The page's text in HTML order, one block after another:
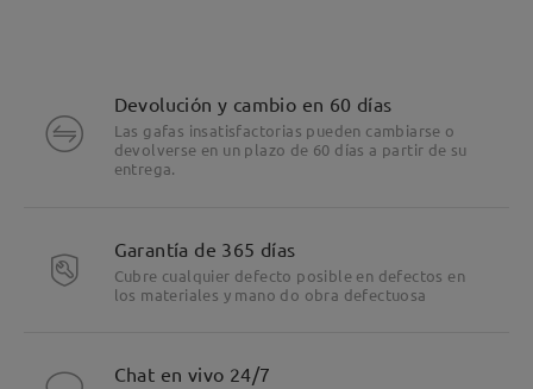
Devolución y cambio en 60 días
Las gafas insatisfactorias pueden cambiarse o
devolverse en un plazo de 60 días a partir de su
entrega.
Garantía de 365 días
Cubre cualquier defecto posible en defectos en
los materiales y mano do obra defectuosa
Chat en vivo 24/7